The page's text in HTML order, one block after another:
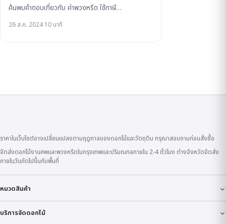
ค้นพบคำตอบเกี่ยวกับ ค่าพวงหรีด ใช้ภาษี…
26 ส.ค. 2024·10 นาที
ราคาในเว็บไซต์อาจเปลี่ยนแปลงตามฤดูกาลของดอกไม้และวัตถุดิบ กรุณาสอบถามก่อนสั่งซื้อ
จัดส่งดอกไม้งานศพและพวงหรีดในกรุงเทพและปริมณฑลภายใน 2-4 ชั่วโมง ต่างจังหวัดจัดส่ง
ภายในวันถัดไปขึ้นกับพื้นที่
หมวดสินค้า
บริการจัดดอกไม้